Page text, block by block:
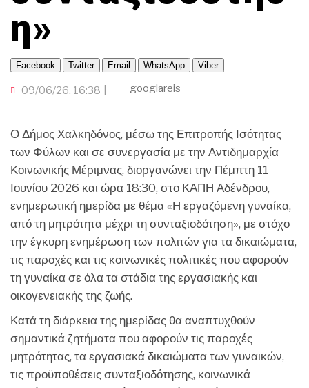
η»
Facebook Twitter Email WhatsApp Viber
09/06/26, 16:38 googlareis
Ο Δήμος Χαλκηδόνος, μέσω της Επιτροπής Ισότητας
των Φύλων και σε συνεργασία με την Αντιδημαρχία
Κοινωνικής Μέριμνας, διοργανώνει την Πέμπτη 11
Ιουνίου 2026 και ώρα 18:30, στο ΚΑΠΗ Αδένδρου,
ενημερωτική ημερίδα με θέμα «Η εργαζόμενη γυναίκα,
από τη μητρότητα μέχρι τη συνταξιοδότηση», με στόχο
την έγκυρη ενημέρωση των πολιτών για τα δικαιώματα,
τις παροχές και τις κοινωνικές πολιτικές που αφορούν
τη γυναίκα σε όλα τα στάδια της εργασιακής και
οικογενειακής της ζωής.
Κατά τη διάρκεια της ημερίδας θα αναπτυχθούν
σημαντικά ζητήματα που αφορούν τις παροχές
μητρότητας, τα εργασιακά δικαιώματα των γυναικών,
τις προϋποθέσεις συνταξιοδότησης, κοινωνικά